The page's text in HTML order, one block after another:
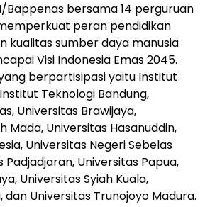
Bappenas bersama 14 perguruan
peran pendidikan
kualitas sumber daya manusia
Visi Indonesia Emas 2045.
berpartisipasi yaitu Institut
Teknologi Bandung,
Universitas Brawijaya,
Mada, Universitas Hasanuddin,
Universitas Negeri Sebelas
Padjadjaran, Universitas Papua,
Universitas Syiah Kuala,
dan Universitas Trunojoyo Madura.